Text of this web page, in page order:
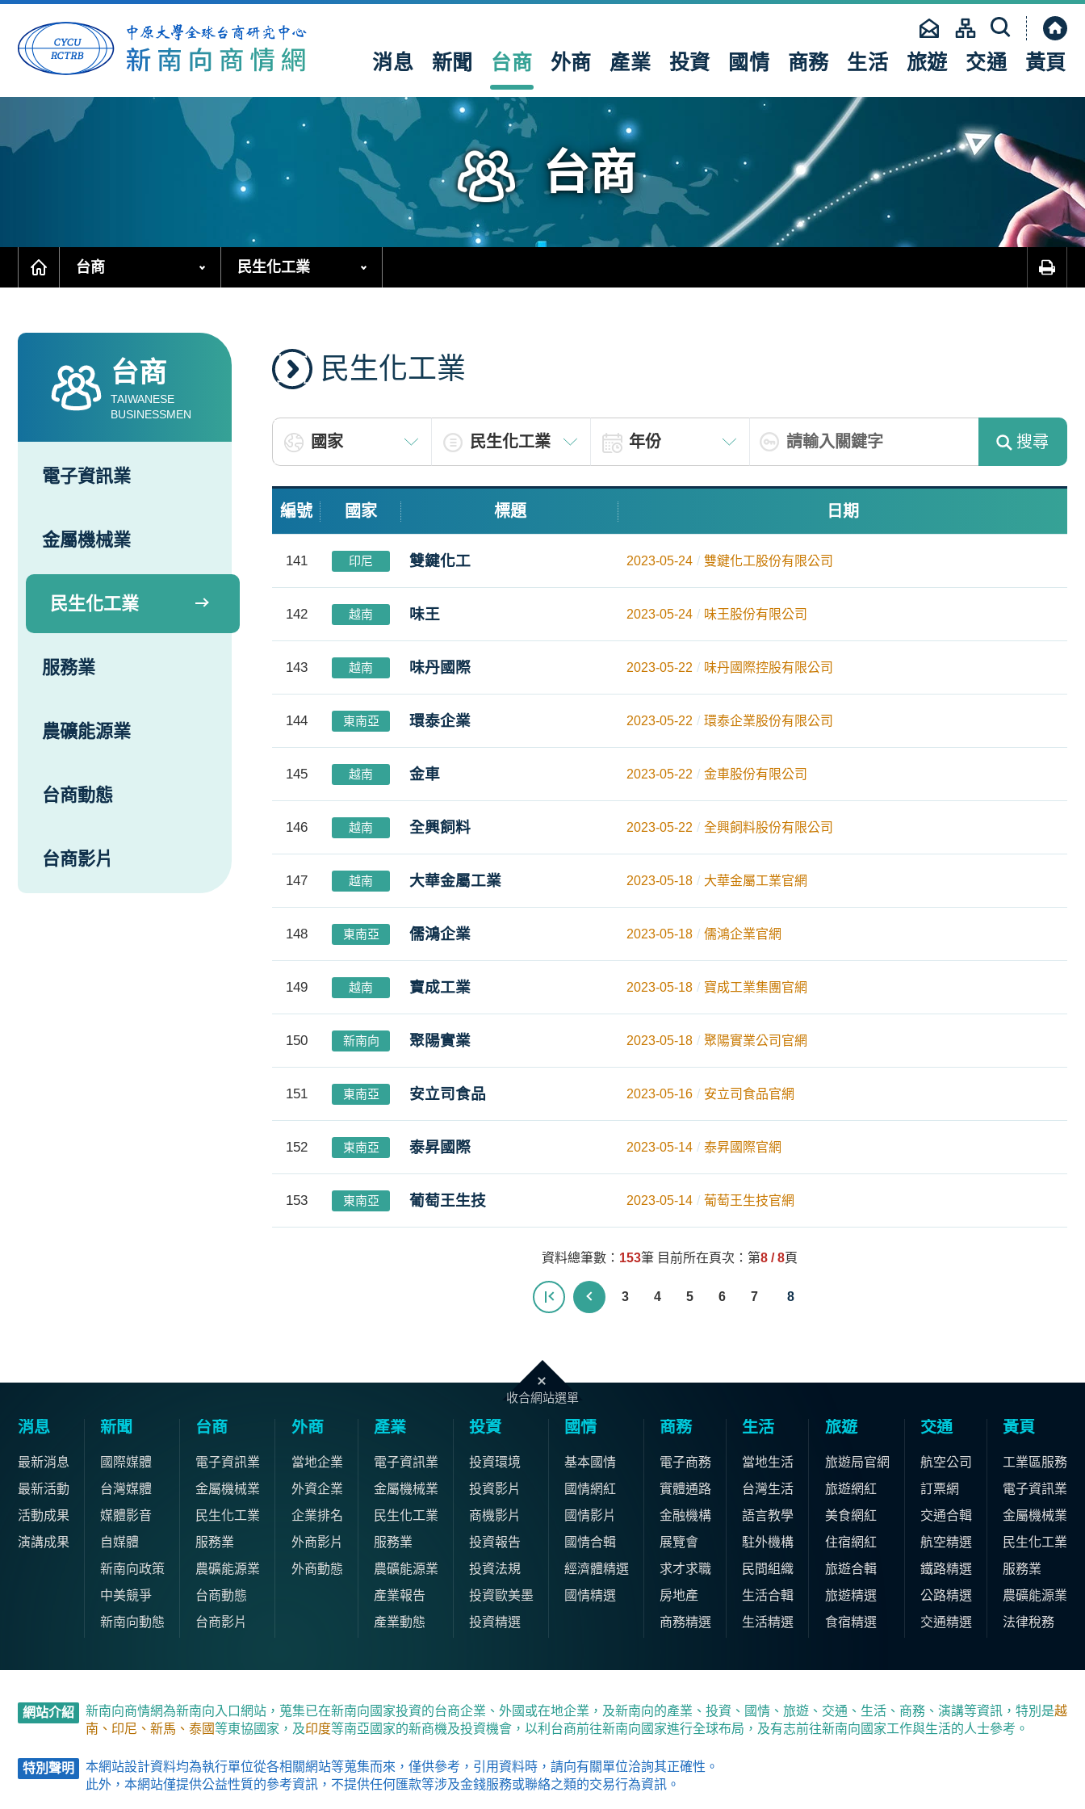
跳
縮
合
網
站
消息 新聞 台商 外商 產業 投資 國情 商務 生活 旅遊 交通 黃頁
台商
台商 民生化工業
台商
TAIWANESE
BUSINESSMEN
電子資訊業
金屬機械業
民生化工業
服務業
農礦能源業
台商動態
台商影片
民生化工業
搜尋
編號 國家 標題 日期
141 印尼 雙鍵化工 2023-05-24 雙鍵化工股份有限公司
142 越南 味王 2023-05-24 味王股份有限公司
143 越南 味丹國際 2023-05-22 味丹國際控股有限公司
144 東南亞 環泰企業 2023-05-22 環泰企業股份有限公司
145 越南 金車 2023-05-22 金車股份有限公司
146 越南 全興飼料 2023-05-22 全興飼料股份有限公司
147 越南 大華金屬工業 2023-05-18 大華金屬工業官網
148 東南亞 儒鴻企業 2023-05-18 儒鴻企業官網
149 越南 寶成工業 2023-05-18 寶成工業集團官網
150 新南向 聚陽實業 2023-05-18 聚陽實業公司官網
151 東南亞 安立司食品 2023-05-16 安立司食品官網
152 東南亞 泰昇國際 2023-05-14 泰昇國際官網
153 東南亞 葡萄王生技 2023-05-14 葡萄王生技官網
資料總筆數： 153筆 目前所在頁次：第8 / 8頁
3 4 5 6 7 8
收合網站選單
消息
最新消息
最新活動
活動成果
演講成果
新聞
國際媒體
台灣媒體
媒體影音
自媒體
新南向政策
中美競爭
新南向動態
台商
電子資訊業
金屬機械業
民生化工業
服務業
農礦能源業
台商動態
台商影片
外商
當地企業
外資企業
企業排名
外商影片
外商動態
產業
電子資訊業
金屬機械業
民生化工業
服務業
農礦能源業
產業報告
產業動態
投資
投資環境
投資影片
商機影片
投資報告
投資法規
投資歐美墨
投資精選
國情
基本國情
國情網紅
國情影片
國情合輯
經濟體精選
國情精選
商務
電子商務
實體通路
金融機構
展覽會
求才求職
房地產
商務精選
生活
當地生活
台灣生活
語言教學
駐外機構
民間組織
生活合輯
生活精選
旅遊
旅遊局官網
旅遊網紅
美食網紅
住宿網紅
旅遊合輯
旅遊精選
食宿精選
交通
航空公司
訂票網
交通合輯
航空精選
鐵路精選
公路精選
交通精選
黃頁
工業區服務
電子資訊業
金屬機械業
民生化工業
服務業
農礦能源業
法律稅務
網站介紹 新南向商情網為新南向入口網站，蒐集已在新南向國家投資的台商企業、外國或在地企業，及新南向的產業、投資、國情、旅遊、交通、生活、商務、演講等資訊，特別是越
南、印尼、新馬、泰國等東協國家，及印度等南亞國家的新商機及投資機會，以利台商前往新南向國家進行全球布局，及有志前往新南向國家工作與生活的人士參考。
特別聲明
本網站設計資料均為執行單位從各相關網站等蒐集而來，僅供參考，引用資料時，請向有關單位洽詢其正確性。
此外，本網站僅提供公益性質的參考資訊，不提供任何匯款等涉及金錢服務或聯絡之類的交易行為資訊。